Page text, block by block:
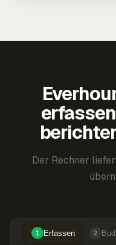
Der Rechner
1 Erfassen 2